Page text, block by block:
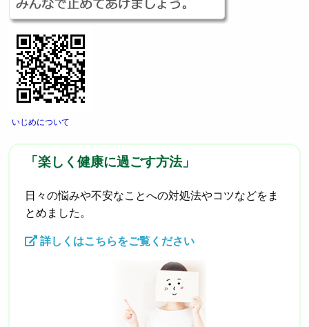
いじめについて
「楽しく健康に過ごす方法」
日々の悩みや不安なことへの対処法やコツなどをま
とめました。
詳しくはこちらをご覧ください